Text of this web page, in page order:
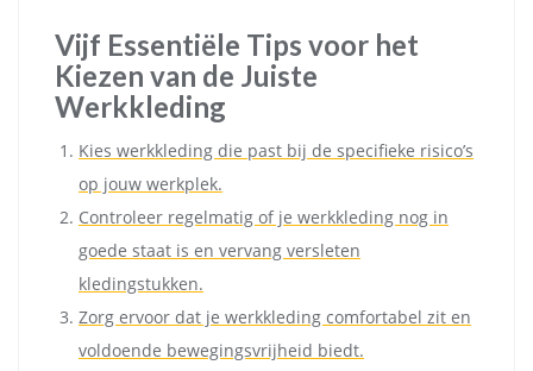
Vijf Essentiële Tips voor het
Kiezen van de Juiste
Werkkleding
Kies werkkleding die past bij de specifieke risico’s
op jouw werkplek.
Controleer regelmatig of je werkkleding nog in
goede staat is en vervang versleten
kledingstukken.
Zorg ervoor dat je werkkleding comfortabel zit en
voldoende bewegingsvrijheid biedt.